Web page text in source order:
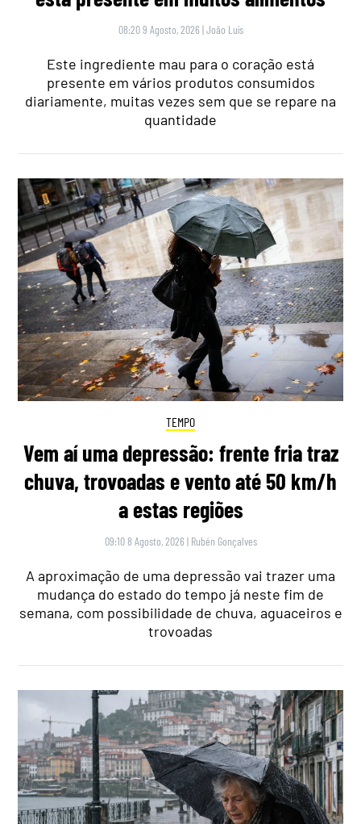
08:20 9 Agosto, 2026 |João Luís
Este ingrediente mau para o coração está
presente em vários produtos consumidos
diariamente, muitas vezes sem que se repare na
quantidade
TEMPO
Vem aí uma depressão: frente fria traz
chuva, trovoadas e vento até 50 km/h
a estas regiões
09:10 8 Agosto, 2026 | Rubén Gonçalves
A aproximação de uma depressão vai trazer uma
mudança do estado do tempo já neste fim de
semana, com possibilidade de chuva, aguaceiros e
trovoadas